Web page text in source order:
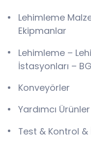
Lehimleme
Ekipmanlar
Lehimleme –
İstasyonları –
Konveyörler
Yardımcı Ürünler
Test & Kontrol